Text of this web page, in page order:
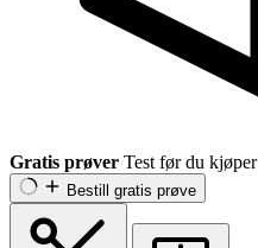
Gratis prøver Test før du kjøper
Bestill gratis prøve